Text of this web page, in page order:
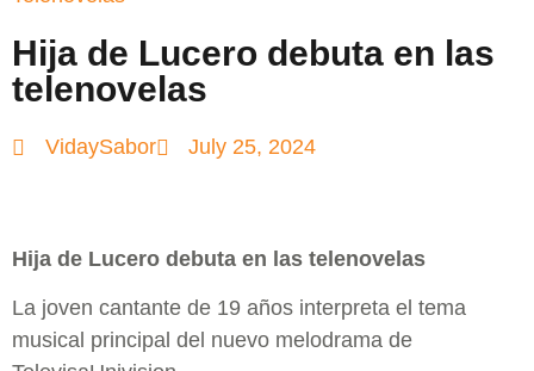
Hija de Lucero debuta en las
telenovelas
VidaySabor July 25, 2024
Hija de Lucero debuta en las telenovelas
La joven cantante de 19 años interpreta el tema
musical principal del nuevo melodrama de